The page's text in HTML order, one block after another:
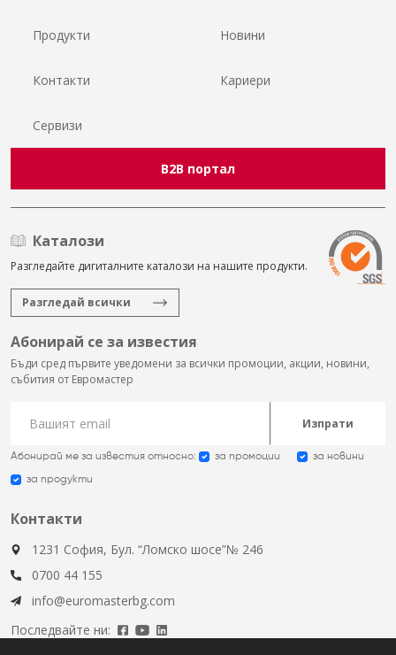
Продукти Новини
Контакти Кариери
Сервизи
B2B портал
Каталози
Разгледайте дигиталните каталози на нашите продукти.
Разгледай всички
Абонирай се за известия
Бъди сред първите уведомени за всички промоции, акции, новини,
събития от Евромастер
Изпрати
Абонирай ме за известия относно: за промоции за новини
за продукти
Контакти
1231 София, Бул. “Ломско шосе”№ 246
0700 44 155
info@euromasterbg.com
Последвайте ни: